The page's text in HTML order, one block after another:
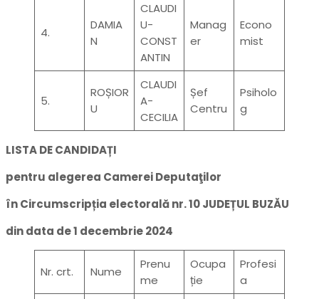
4.
DAMIA
N
CLAUDI
U-
CONST
ANTIN
Manag
er
Econo
mist
5.
ROȘIOR
U
CLAUDI
A-
CECILIA
Șef
Centru
Psiholo
g
LISTA DE CANDIDAȚI
pentru alegerea Camerei Deputaţilor
în Circumscripția electorală nr. 10 JUDEȚUL BUZĂU
din data de 1 decembrie 2024
Nr. crt. Nume
Prenu
me
Ocupa
ție
Profesi
a